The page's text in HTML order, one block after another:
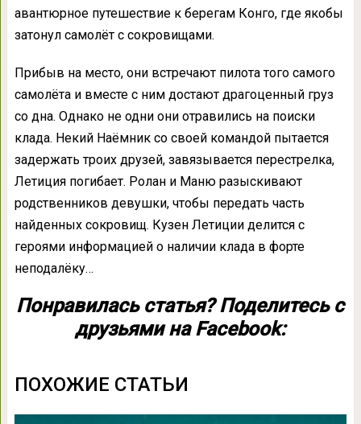
авантюрное путешествие к берегам Конго, где якобы
затонул самолёт с сокровищами.
Прибыв на место, они встречают пилота того самого
самолёта и вместе с ним достают драгоценный груз
со дна. Однако не одни они отравились на поиски
клада. Некий Наёмник со своей командой пытается
задержать троих друзей, завязывается перестрелка,
Летиция погибает. Ролан и Маню разыскивают
родственников девушки, чтобы передать часть
найденных сокровищ. Кузен Летиции делится с
героями информацией о наличии клада в форте
неподалёку…
Понравилась статья? Поделитесь с
друзьями на Facebook:
ПОХОЖИЕ СТАТЬИ